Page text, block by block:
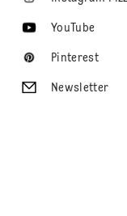
YouTube
Pinterest
Newsletter